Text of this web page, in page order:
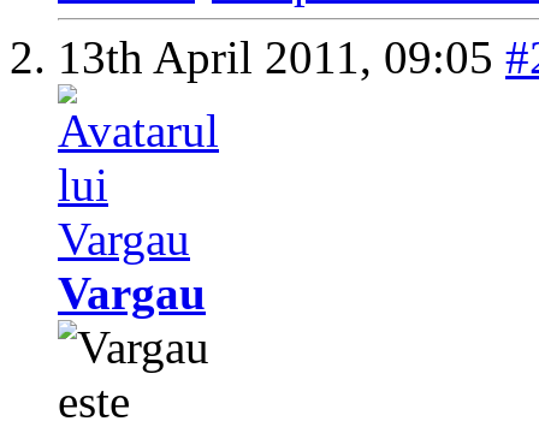
13th April 2011, 09:05
Vargau